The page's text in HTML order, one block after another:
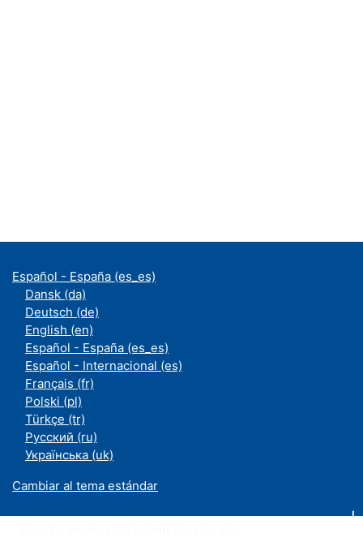
Español - España ‎(es_es)‎
Dansk ‎(da)‎
Deutsch ‎(de)‎
English ‎(en)‎
Español - España ‎(es_es)‎
Español - Internacional ‎(es)‎
Français ‎(fr)‎
Polski ‎(pl)‎
Türkçe ‎(tr)‎
Русский ‎(ru)‎
Українська ‎(uk)‎
Cambiar al tema estándar